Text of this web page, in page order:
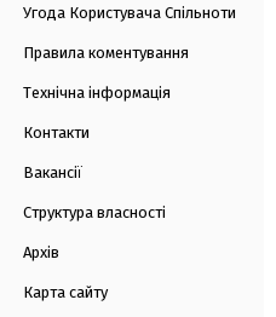
Угода Користувача Спільноти
Правила коментування
Технічна інформація
Контакти
Вакансії
Структура власності
Архів
Карта сайту